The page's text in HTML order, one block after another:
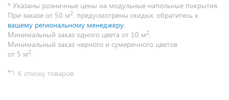
* Указаны розничные цены на модульные напольные покрытия.
При заказе от 50 м2. предусмотрены скидки, обратитесь к
вашему региональному менеджеру.
Минимальный заказ одного цвета от 10 м2.
Минимальный заказ черного и сумеречного цветов
от 5 м2.
К списку товаров